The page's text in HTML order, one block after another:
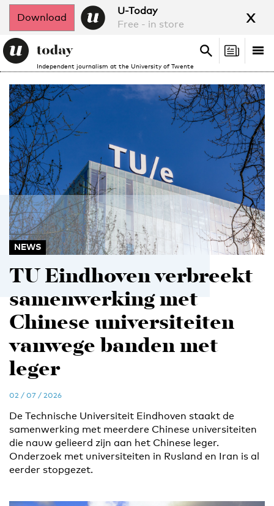
Download
U-Today
Free - in store
x
Independent journalism at the University of Twente
Search
Search
NEWS
TU Eindhoven verbreekt
samenwerking met
Chinese universiteiten
vanwege banden met
leger
02 / 07 / 2026
De Technische Universiteit Eindhoven staakt de
samenwerking met meerdere Chinese universiteiten
die nauw gelieerd zijn aan het Chinese leger.
Onderzoek met universiteiten in Rusland en Iran is al
eerder stopgezet.